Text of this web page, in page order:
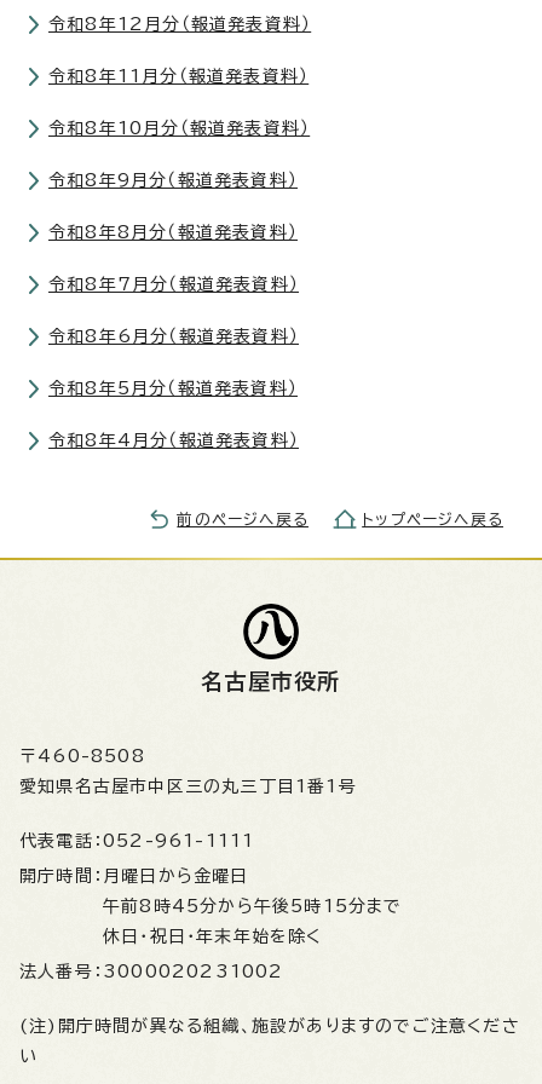
令和8年12月分（報道発表資料）
令和8年11月分（報道発表資料）
令和8年10月分（報道発表資料）
令和8年9月分（報道発表資料）
令和8年8月分（報道発表資料）
令和8年7月分（報道発表資料）
令和8年6月分（報道発表資料）
令和8年5月分（報道発表資料）
令和8年4月分（報道発表資料）
前のページへ戻る トップページへ戻る
名古屋市役所
〒460-8508
愛知県名古屋市中区三の丸三丁目1番1号
代表電話： 052-961-1111
開庁時間： 月曜日から金曜日
午前8時45分から午後5時15分まで
休日・祝日・年末年始を除く
法人番号： 3000020231002
(注)開庁時間が異なる組織、施設がありますのでご注意くださ
い